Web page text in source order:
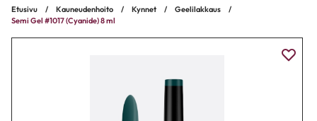
Etusivu / Kauneudenhoito / Kynnet / Geelilakkaus
/
Semi Gel #1017 (Cyanide) 8 ml